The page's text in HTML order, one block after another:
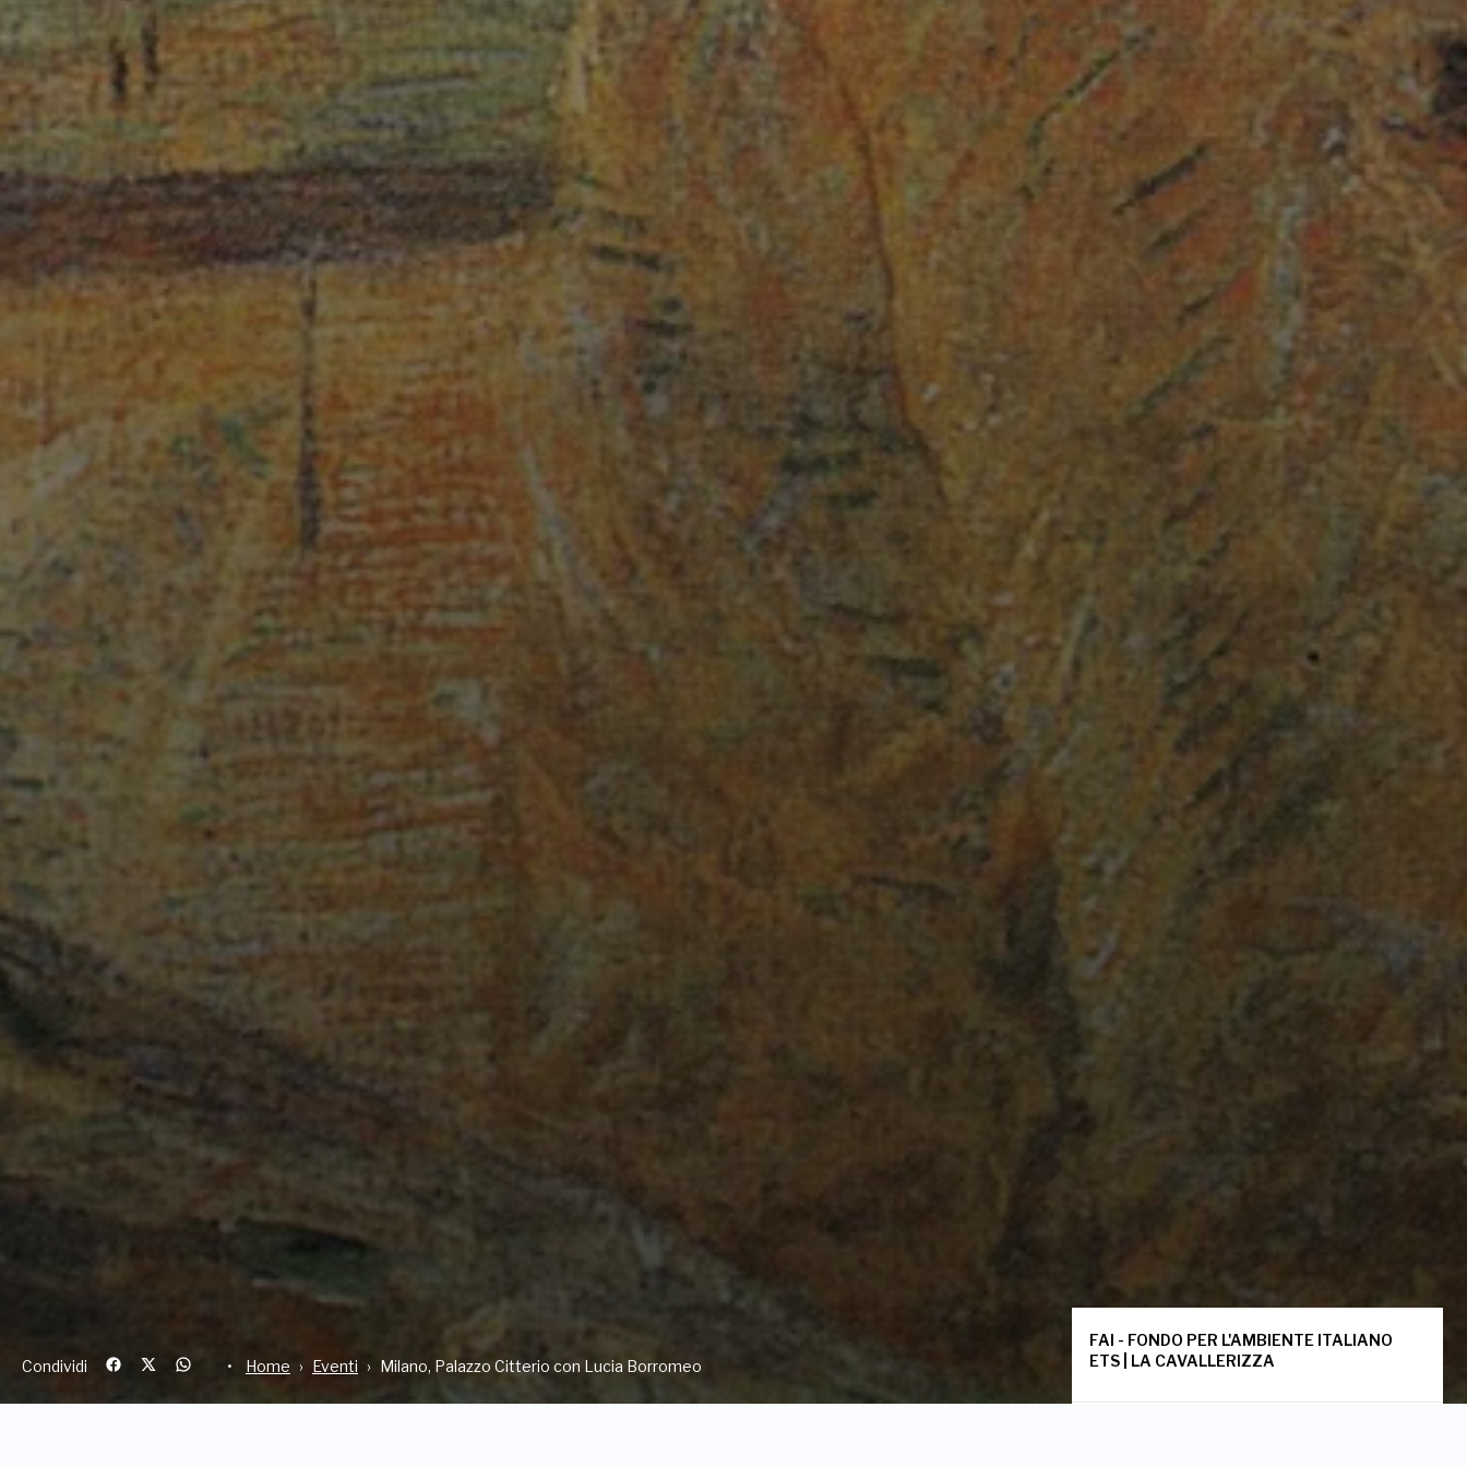
Condividi Home Eventi Milano, Palazzo Citterio con Lucia Borromeo
FAI - FONDO PER L'AMBIENTE ITALIANO
ETS | LA CAVALLERIZZA